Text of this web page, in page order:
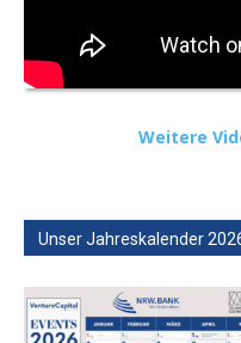
Weitere
Unser Jahreskalender